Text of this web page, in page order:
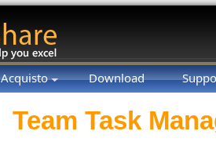
Acquisto Download
Team Task